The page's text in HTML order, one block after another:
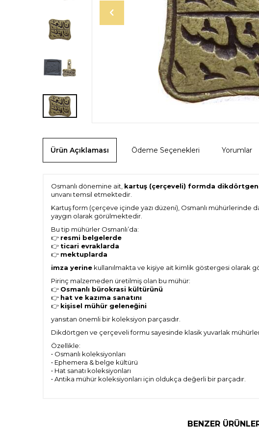
Ürün Açıklaması Ödeme Seçenekleri Yorumlar
Osmanlı dönemine ait, kartuş (çerçeveli) formda dikdörtgen
unvanı temsil etmektedir.
Kartuş form (çerçeve içinde yazı düzeni), Osmanlı mühürlerinde
yaygın olarak görülmektedir.
Bu tip mühürler Osmanlı’da:
👉 resmi belgelerde
👉 ticari evraklarda
👉 mektuplarda
imza yerine kullanılmakta ve kişiye ait kimlik göstergesi olarak
Pirinç malzemeden üretilmiş olan bu mühür:
👉 Osmanlı bürokrasi kültürünü
👉 hat ve kazıma sanatını
👉 kişisel mühür geleneğini
yansıtan önemli bir koleksiyon parçasıdır.
Dikdörtgen ve çerçeveli formu sayesinde klasik yuvarlak
Özellikle:
• Osmanlı koleksiyonları
• Ephemera & belge kültürü
• Hat sanatı koleksiyonları
• Antika mühür koleksiyonları için oldukça değerli bir parçadır.
BENZER